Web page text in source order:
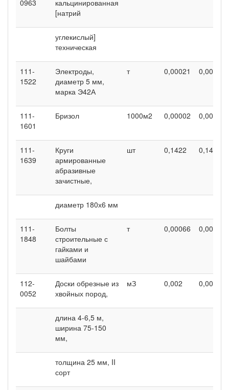
0963
кальцинированная
[натрий
углекислый]
техническая
111-
1522
Электроды,
диаметр 5 мм,
марка Э42А
т 0,00021 0,00021
111-
1601
Бризол 1000м2 0,00002 0,00002
111-
1639
Круги
армированные
абразивные
зачистные,
шт 0,1422 0,1422
диаметр 180х6 мм
111-
1848
Болты
строительные с
гайками и
шайбами
т 0,00066 0,00066
112-
0052
Доски обрезные из
хвойных пород,
мЗ 0,002 0,002
длина 4-6,5 м,
ширина 75-150
мм,
толщина 25 мм, II
сорт